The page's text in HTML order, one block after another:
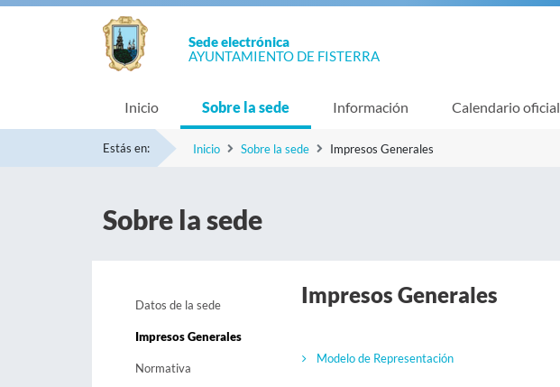
Sede electrónica
AYUNTAMIENTO DE FISTERRA
Inicio Sobre la sede Información Calendario oficial
Estás en: Inicio Sobre la sede Impresos Generales
Sobre la sede
Datos de la sede
Impresos Generales
Normativa
Impresos Generales
Modelo de Representación